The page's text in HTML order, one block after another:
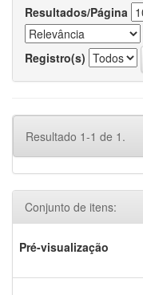
Resultados/Página
Registro(s)
Resultado 1-1 de 1.
Conjunto de itens:
Pré-visualização